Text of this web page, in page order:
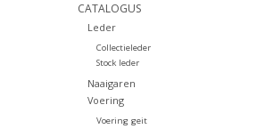
CATALOGUS
Leder
Collectieleder
Stock leder
Naaigaren
Voering
Voering geit